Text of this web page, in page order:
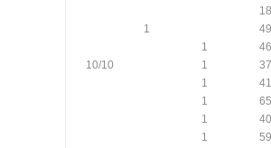
18
1
49
1
46
10/10
1
37
1
41
1
65
1
40
1
59